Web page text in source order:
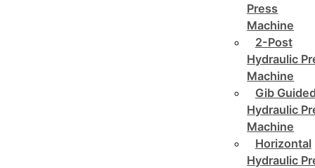
Press
Machine
2-Post
Hydraulic
Machine
Gib
Hydraulic
Machine
Horizontal
Hydraulic